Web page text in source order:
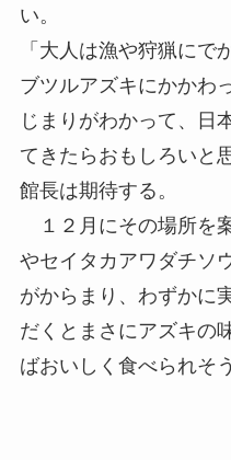
い。
「大人は漁や狩猟にで
ブツルアズキにかかわ
じまりがわかって、日
てきたらおもしろいと
館長は期待する。
１２月にその場所を
やセイタカアワダチソ
がからまり、わずかに
だくとまさにアズキの
ばおいしく食べられそ